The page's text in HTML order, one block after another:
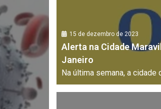
15 de dezembro de 2023
Alerta na Cidade
Janeiro
Na última semana, a cidade